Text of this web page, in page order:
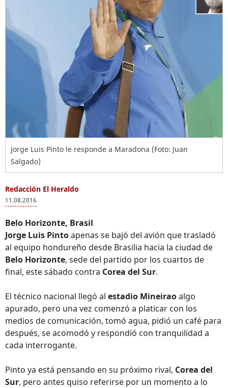
Jorge Luis Pinto le responde a Maradona (Foto: Juan
Salgado)
Redacción El Heraldo
11.08.2016
Belo Horizonte, Brasil
Jorge Luis Pintoapenas se bajó del avión que trasladó
al equipo hondureño desde Brasilia hacia la ciudad de
Belo Horizonte, sede del partido por los cuartos de
final, este sábado contra Corea del Sur.
El técnico nacional llegó al estadio Mineiraoalgo
apurado, pero una vez comenzó a platicar con los
medios de comunicación, tomó agua, pidió un café para
después, se acomodó y respondió con tranquilidad a
cada interrogante.
Pinto ya está pensando en su próximo rival, Corea del
Sur, pero antes quiso referirse por un momento a lo